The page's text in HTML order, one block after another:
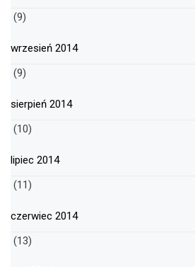
(9)
wrzesień 2014
(9)
sierpień 2014
(10)
lipiec 2014
(11)
czerwiec 2014
(13)